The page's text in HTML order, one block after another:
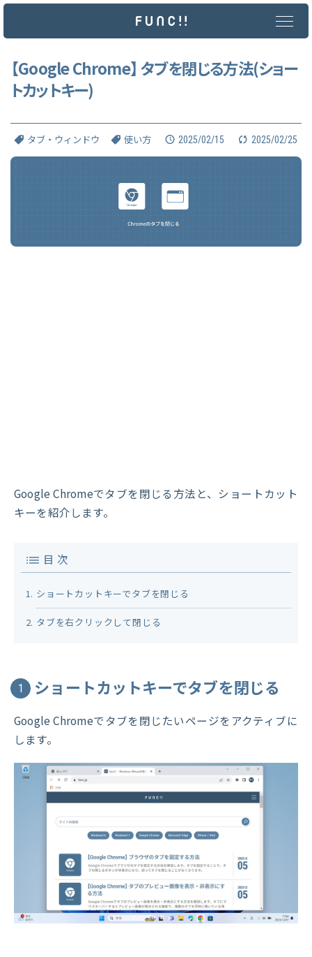
メ
ン
【Google Chrome】 タブを閉じる方法(ショー
トカットキー)
タブ・ウィンドウ 使い方 2025/02/15 2025/02/25
Google Chromeでタブを閉じる方法と、ショートカット
キーを紹介します。
目 次
ショートカットキーでタブを閉じる
タブを右クリックして閉じる
1 ショートカットキーでタブを閉じる
Google Chromeでタブを閉じたいページをアクティブに
します。